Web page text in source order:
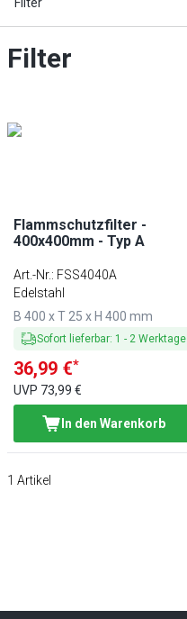
Filter
Flammschutzfilter -
400x400mm - Typ A
Art.-Nr.: FSS4040A
Edelstahl
B 400 x T 25 x H 400 mm
Sofort lieferbar: 1 - 2 Werktage
36,99 €*
UVP 73,99 €
In den Warenkorb
1 Artikel